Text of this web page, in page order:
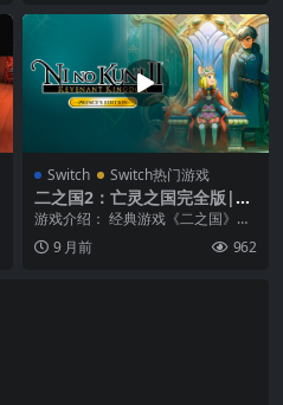
Switch Switch热门游戏
二之国2：亡灵之国完全版|Ni
no Kuni II: Revenant Kingd
游戏介绍： 经典游戏《二之国》的
最新续作。本作将采用一批全新的
人物角色和剧情故事...
9 月前 962